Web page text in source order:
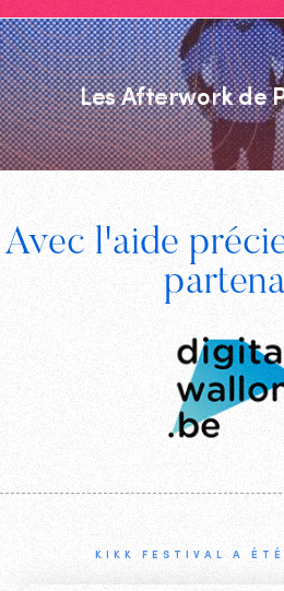
Les Afterwork de
Avec l'aide
KIKK FESTIVAL A